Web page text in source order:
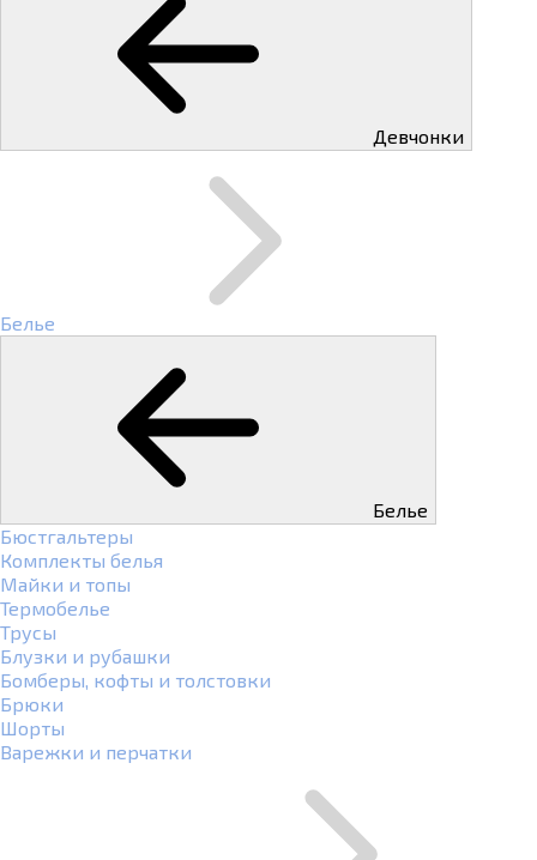
Девчонки
Белье
Белье
Бюстгальтеры
Комплекты белья
Майки и топы
Термобелье
Трусы
Блузки и рубашки
Бомберы, кофты и толстовки
Брюки
Шорты
Варежки и перчатки